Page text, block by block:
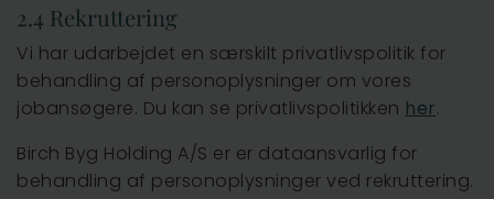
2.4 Rekruttering
Vi har udarbejdet en særskilt privatlivspolitik for
behandling af personoplysninger om vores
jobansøgere. Du kan se privatlivspolitikken her.
Birch Byg Holding A/S er er dataansvarlig for
behandling af personoplysninger ved rekruttering.